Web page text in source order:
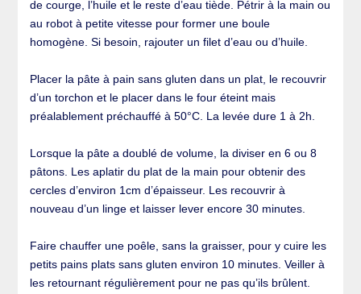
de courge, l’huile et le reste d’eau tiède. Pétrir à la main ou
au robot à petite vitesse pour former une boule
homogène. Si besoin, rajouter un filet d’eau ou d’huile.
Placer la pâte à pain sans gluten dans un plat, le recouvrir
d’un torchon et le placer dans le four éteint mais
préalablement préchauffé à 50°C. La levée dure 1 à 2h.
Lorsque la pâte a doublé de volume, la diviser en 6 ou 8
pâtons. Les aplatir du plat de la main pour obtenir des
cercles d’environ 1cm d’épaisseur. Les recouvrir à
nouveau d’un linge et laisser lever encore 30 minutes.
Faire chauffer une poêle, sans la graisser, pour y cuire les
petits pains plats sans gluten environ 10 minutes. Veiller à
les retournant régulièrement pour ne pas qu’ils brûlent.